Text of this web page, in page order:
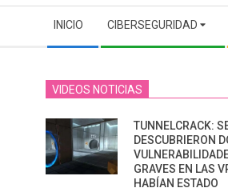
Navigation
Menu
INICIO CIBERSEGURIDAD
VIDEOS NOTICIAS
TUNNELCRACK:
DESCUBRIERON
GRAVES EN LAS
HABÍAN ESTADO